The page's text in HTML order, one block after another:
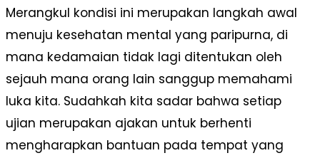
Merangkul kondisi ini merupakan langkah awal
menuju kesehatan mental yang paripurna, di
mana kedamaian tidak lagi ditentukan oleh
sejauh mana orang lain sanggup memahami
luka kita. Sudahkah kita sadar bahwa setiap
ujian merupakan ajakan untuk berhenti
mengharapkan bantuan pada tempat yang